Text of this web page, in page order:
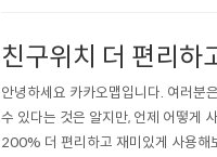
친구위치 더 편리하
안녕하세요 카카오맵입니다. 여러분
수 있다는 것은 알지만, 언제 어떻게
200% 더 편리하고 재미있게 사용해